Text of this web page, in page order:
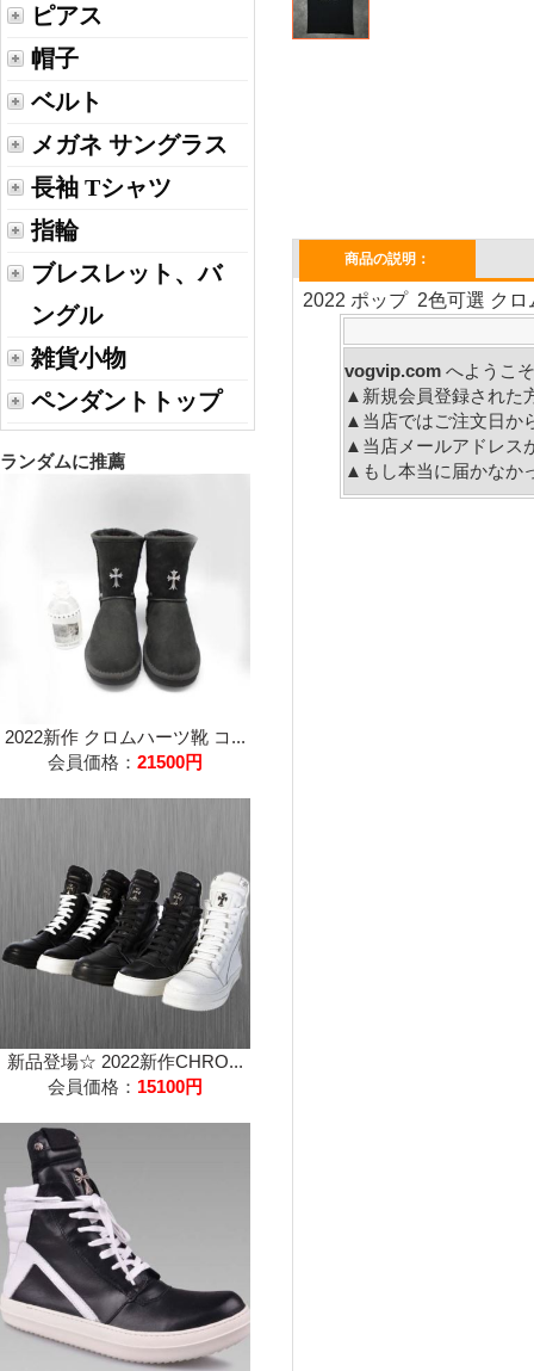
ピアス
帽子
ベルト
メガネ サングラス
長袖 Tシャツ
指輪
ブレスレット、バ
ングル
雑貨小物
ペンダントトップ
ランダムに推薦
2022新作 クロムハーツ靴 コ...
会員価格： 21500円
新品登場☆ 2022新作CHRO...
会員価格： 15100円
商品の説明：
2022 ポップ 2色可選 ク
vogvip.com へ
▲新規会員登録された
▲当店ではご注文日か
▲当店メールアドレス
▲もし本当に届かなか